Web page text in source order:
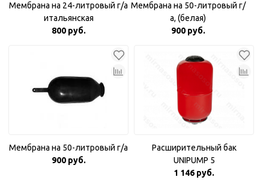
Мембрана на 24-литровый г/а
итальянская
800 руб.
Мембрана на 50-литровый г/
а, (белая)
900 руб.
Мембрана на 50-литровый г/а
900 руб.
Расширительный бак
UNIPUMP 5
1 146 руб.